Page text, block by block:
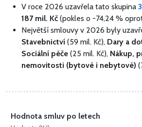
V roce 2026 uzavřela tato skupina
187 mil. Kč (pokles o -74,24 %
Největší smlouvy v 2026 byly
Stavebnictví (59 mil. Kč), Dary a
Sociální péče (25 mil. Kč), Nákup,
nemovitosti (bytové i nebytové)
Hodnota smluv po letech